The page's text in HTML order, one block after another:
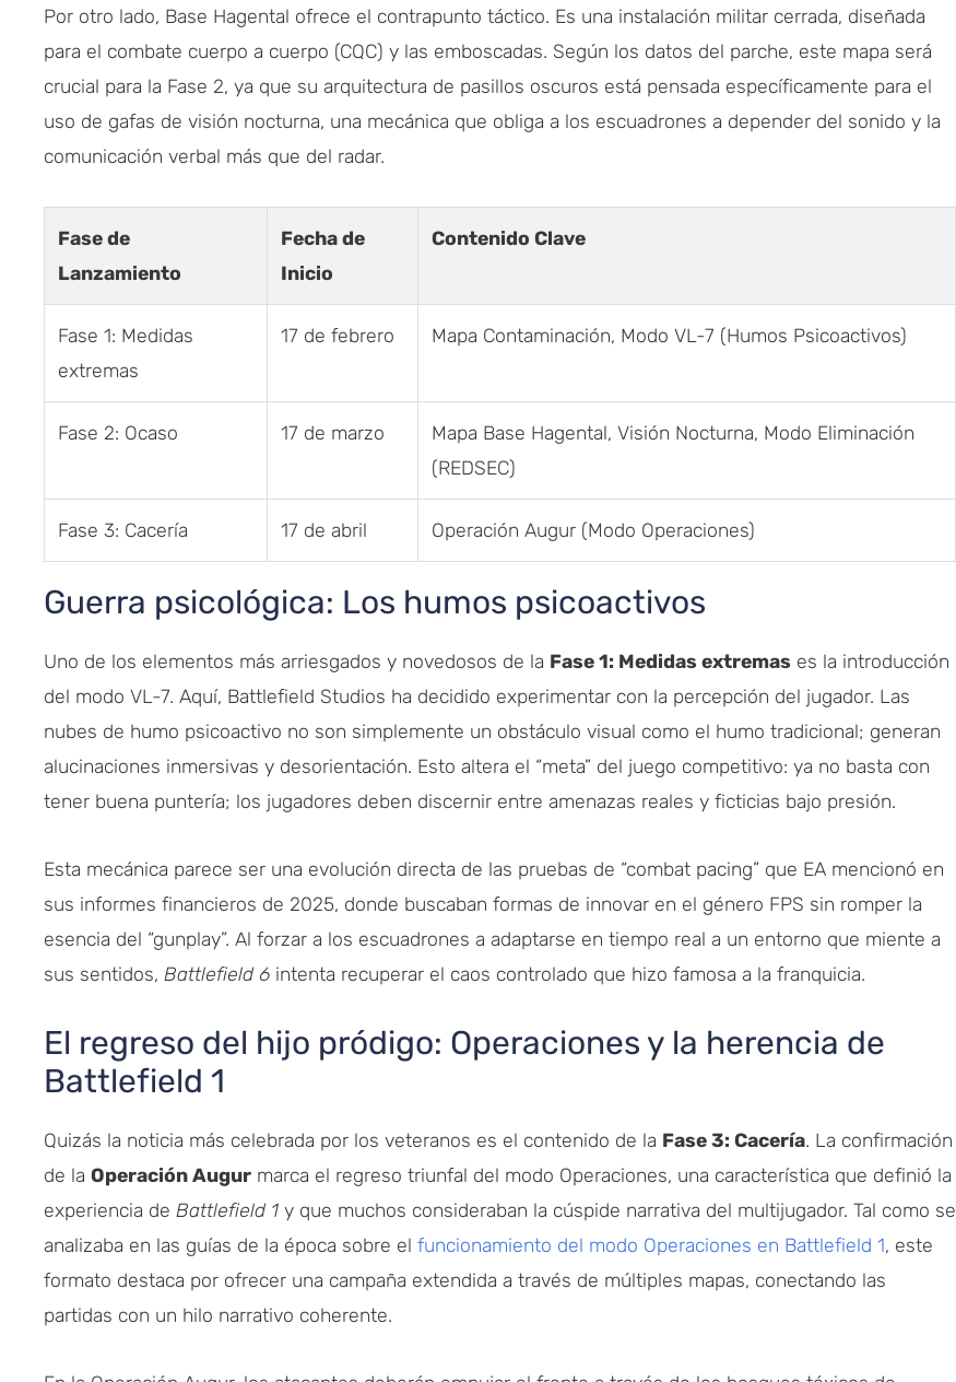
Por otro lado, Base Hagental ofrece el contrapunto táctico. Es una instalación militar cerrada, diseñada
para el combate cuerpo a cuerpo (CQC) y las emboscadas. Según los datos del parche, este mapa será
crucial para la Fase 2, ya que su arquitectura de pasillos oscuros está pensada específicamente para el
uso de gafas de visión nocturna, una mecánica que obliga a los escuadrones a depender del sonido y la
comunicación verbal más que del radar.
Fase de
Lanzamiento
Fecha de
Inicio
Contenido Clave
Fase 1: Medidas
extremas
17 de febrero Mapa Contaminación, Modo VL-7 (Humos Psicoactivos)
Fase 2: Ocaso 17 de marzo
Mapa Base Hagental, Visión Nocturna, Modo Eliminación
(REDSEC)
Fase 3: Cacería 17 de abril Operación Augur (Modo Operaciones)
Guerra psicológica: Los humos psicoactivos
Uno de los elementos más arriesgados y novedosos de la Fase 1: Medidas extremas es la introducción
del modo VL-7. Aquí, Battlefield Studios ha decidido experimentar con la percepción del jugador. Las
nubes de humo psicoactivo no son simplemente un obstáculo visual como el humo tradicional; generan
alucinaciones inmersivas y desorientación. Esto altera el “meta” del juego competitivo: ya no basta con
tener buena puntería; los jugadores deben discernir entre amenazas reales y ficticias bajo presión.
Esta mecánica parece ser una evolución directa de las pruebas de “combat pacing” que EA mencionó en
sus informes financieros de 2025, donde buscaban formas de innovar en el género FPS sin romper la
esencia del “gunplay”. Al forzar a los escuadrones a adaptarse en tiempo real a un entorno que miente a
sus sentidos, Battlefield 6 intenta recuperar el caos controlado que hizo famosa a la franquicia.
El regreso del hijo pródigo: Operaciones y la herencia de
Battlefield 1
Quizás la noticia más celebrada por los veteranos es el contenido de la Fase 3: Cacería. La confirmación
de la Operación Augur marca el regreso triunfal del modo Operaciones, una característica que definió la
experiencia de Battlefield 1 y que muchos consideraban la cúspide narrativa del multijugador. Tal como se
analizaba en las guías de la época sobre el funcionamiento del modo Operaciones en Battlefield 1, este
formato destaca por ofrecer una campaña extendida a través de múltiples mapas, conectando las
partidas con un hilo narrativo coherente.